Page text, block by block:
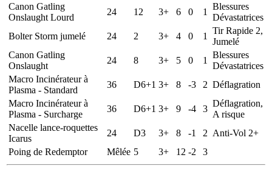
Canon Gatling
Onslaught Lourd
24 12 3+ 6 0 1
Blessures
Dévastatrices
Bolter Storm jumelé
24 2 3+ 4 0 1
Tir Rapide 2,
Jumelé
Canon Gatling
Onslaught
24 8 3+ 5 0 1
Blessures
Dévastatrices
Macro Incinérateur à
Plasma - Standard
36 D6+1 3+ 8 -3 2 Déflagration
Macro Incinérateur à
Plasma - Surcharge
36 D6+1 3+ 9 -4 3
Déflagration,
A risque
Nacelle lance-roquettes
Icarus
24 D3 3+ 8 -1 2 Anti-Vol 2+
Poing de Redemptor
Mêlée 5 3+ 12 -2 3